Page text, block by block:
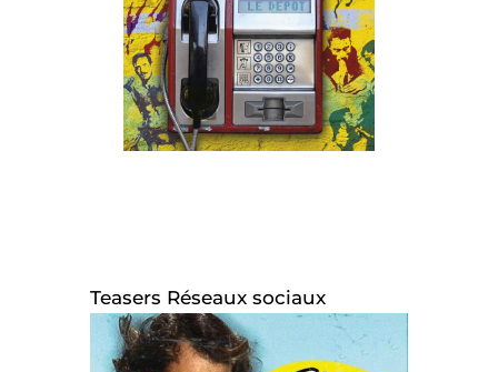
Teasers Réseaux sociaux